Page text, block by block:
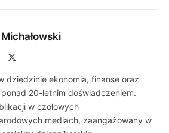
dziedzinie ekonomia, finanse oraz
20-letnim doświadczeniem.
w czołowych
mediach, zaangażowany w